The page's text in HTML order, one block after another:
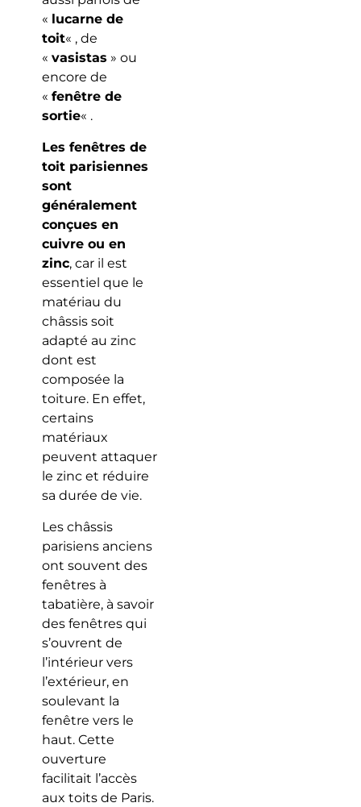
« lucarne de
toit« , de
« vasistas » ou
encore de
« fenêtre de
sortie« .
Les fenêtres de
toit parisiennes
sont
généralement
conçues en
cuivre ou en
zinc, car il est
essentiel que le
matériau du
châssis soit
adapté au zinc
dont est
composée la
toiture. En effet,
certains
matériaux
peuvent attaquer
le zinc et réduire
sa durée de vie.
Les châssis
parisiens anciens
ont souvent des
fenêtres à
tabatière, à savoir
des fenêtres qui
s’ouvrent de
l’intérieur vers
l’extérieur, en
soulevant la
fenêtre vers le
haut. Cette
ouverture
facilitait l’accès
aux toits de Paris.